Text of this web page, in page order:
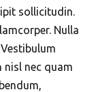
sollicitudin.
Nulla
nisl nec quam